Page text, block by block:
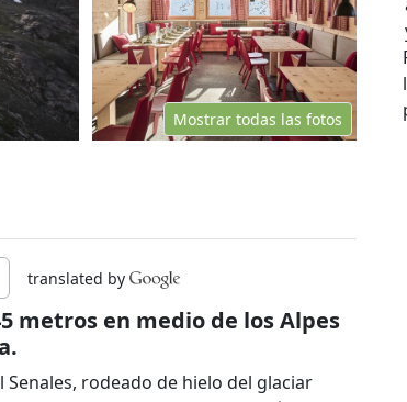
Mostrar todas las fotos
translated by
metros en medio de los Alpes
rodeado de hielo del glaciar